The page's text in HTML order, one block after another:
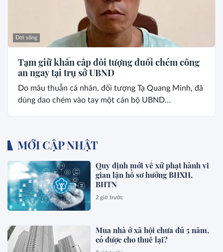
Đời sống
Tạm giữ khẩn cấp đối tượng đuổi chém công
an ngay tại trụ sở UBND
Do mâu thuẫn cá nhân, đối tượng Tạ Quang Minh, đã
dùng dao chém vào tay một cán bộ UBND...
MỚI CẬP NHẬT
Quy định mới về xử phạt hành vi
gian lận hồ sơ hưởng BHXH,
BHTN
2 giờ trước
Mua nhà ở xã hội chưa đủ 5 năm,
có được cho thuê lại?